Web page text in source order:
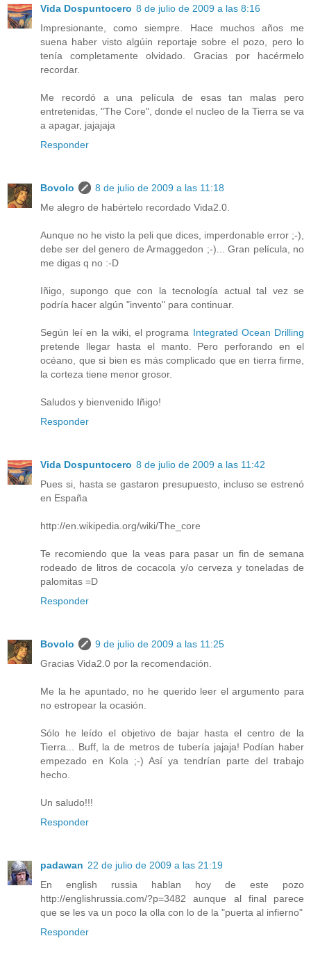
Vida Dospuntocero 8 de julio de 2009 a las 8:16
Impresionante, como siempre. Hace muchos años me
suena haber visto algúin reportaje sobre el pozo, pero lo
tenía completamente olvidado. Gracias por hacérmelo
recordar.
Me recordó a una película de esas tan malas pero
entretenidas, "The Core", donde el nucleo de la Tierra se va
a apagar, jajajaja
Responder
Bovolo
8 de julio de 2009 a las 11:18
Me alegro de habértelo recordado Vida2.0.
Aunque no he visto la peli que dices, imperdonable error ;-),
debe ser del genero de Armaggedon ;-)... Gran película, no
me digas q no :-D
Iñigo, supongo que con la tecnología actual tal vez se
podría hacer algún "invento" para continuar.
Según leí en la wiki, el programa Integrated Ocean Drilling
pretende llegar hasta el manto. Pero perforando en el
océano, que si bien es más complicado que en tierra firme,
la corteza tiene menor grosor.
Saludos y bienvenido Iñigo!
Responder
Vida Dospuntocero 8 de julio de 2009 a las 11:42
Pues si, hasta se gastaron presupuesto, incluso se estrenó
en España
http://en.wikipedia.org/wiki/The_core
Te recomiendo que la veas para pasar un fin de semana
rodeado de litros de cocacola y/o cerveza y toneladas de
palomitas =D
Responder
Bovolo
9 de julio de 2009 a las 11:25
Gracias Vida2.0 por la recomendación.
Me la he apuntado, no he querido leer el argumento para
no estropear la ocasión.
Sólo he leído el objetivo de bajar hasta el centro de la
Tierra... Buff, la de metros de tubería jajaja! Podían haber
empezado en Kola ;-) Así ya tendrían parte del trabajo
hecho.
Un saludo!!!
Responder
padawan 22 de julio de 2009 a las 21:19
En english russia hablan hoy de este pozo
http://englishrussia.com/?p=3482 aunque al final parece
que se les va un poco la olla con lo de la "puerta al infierno"
Responder